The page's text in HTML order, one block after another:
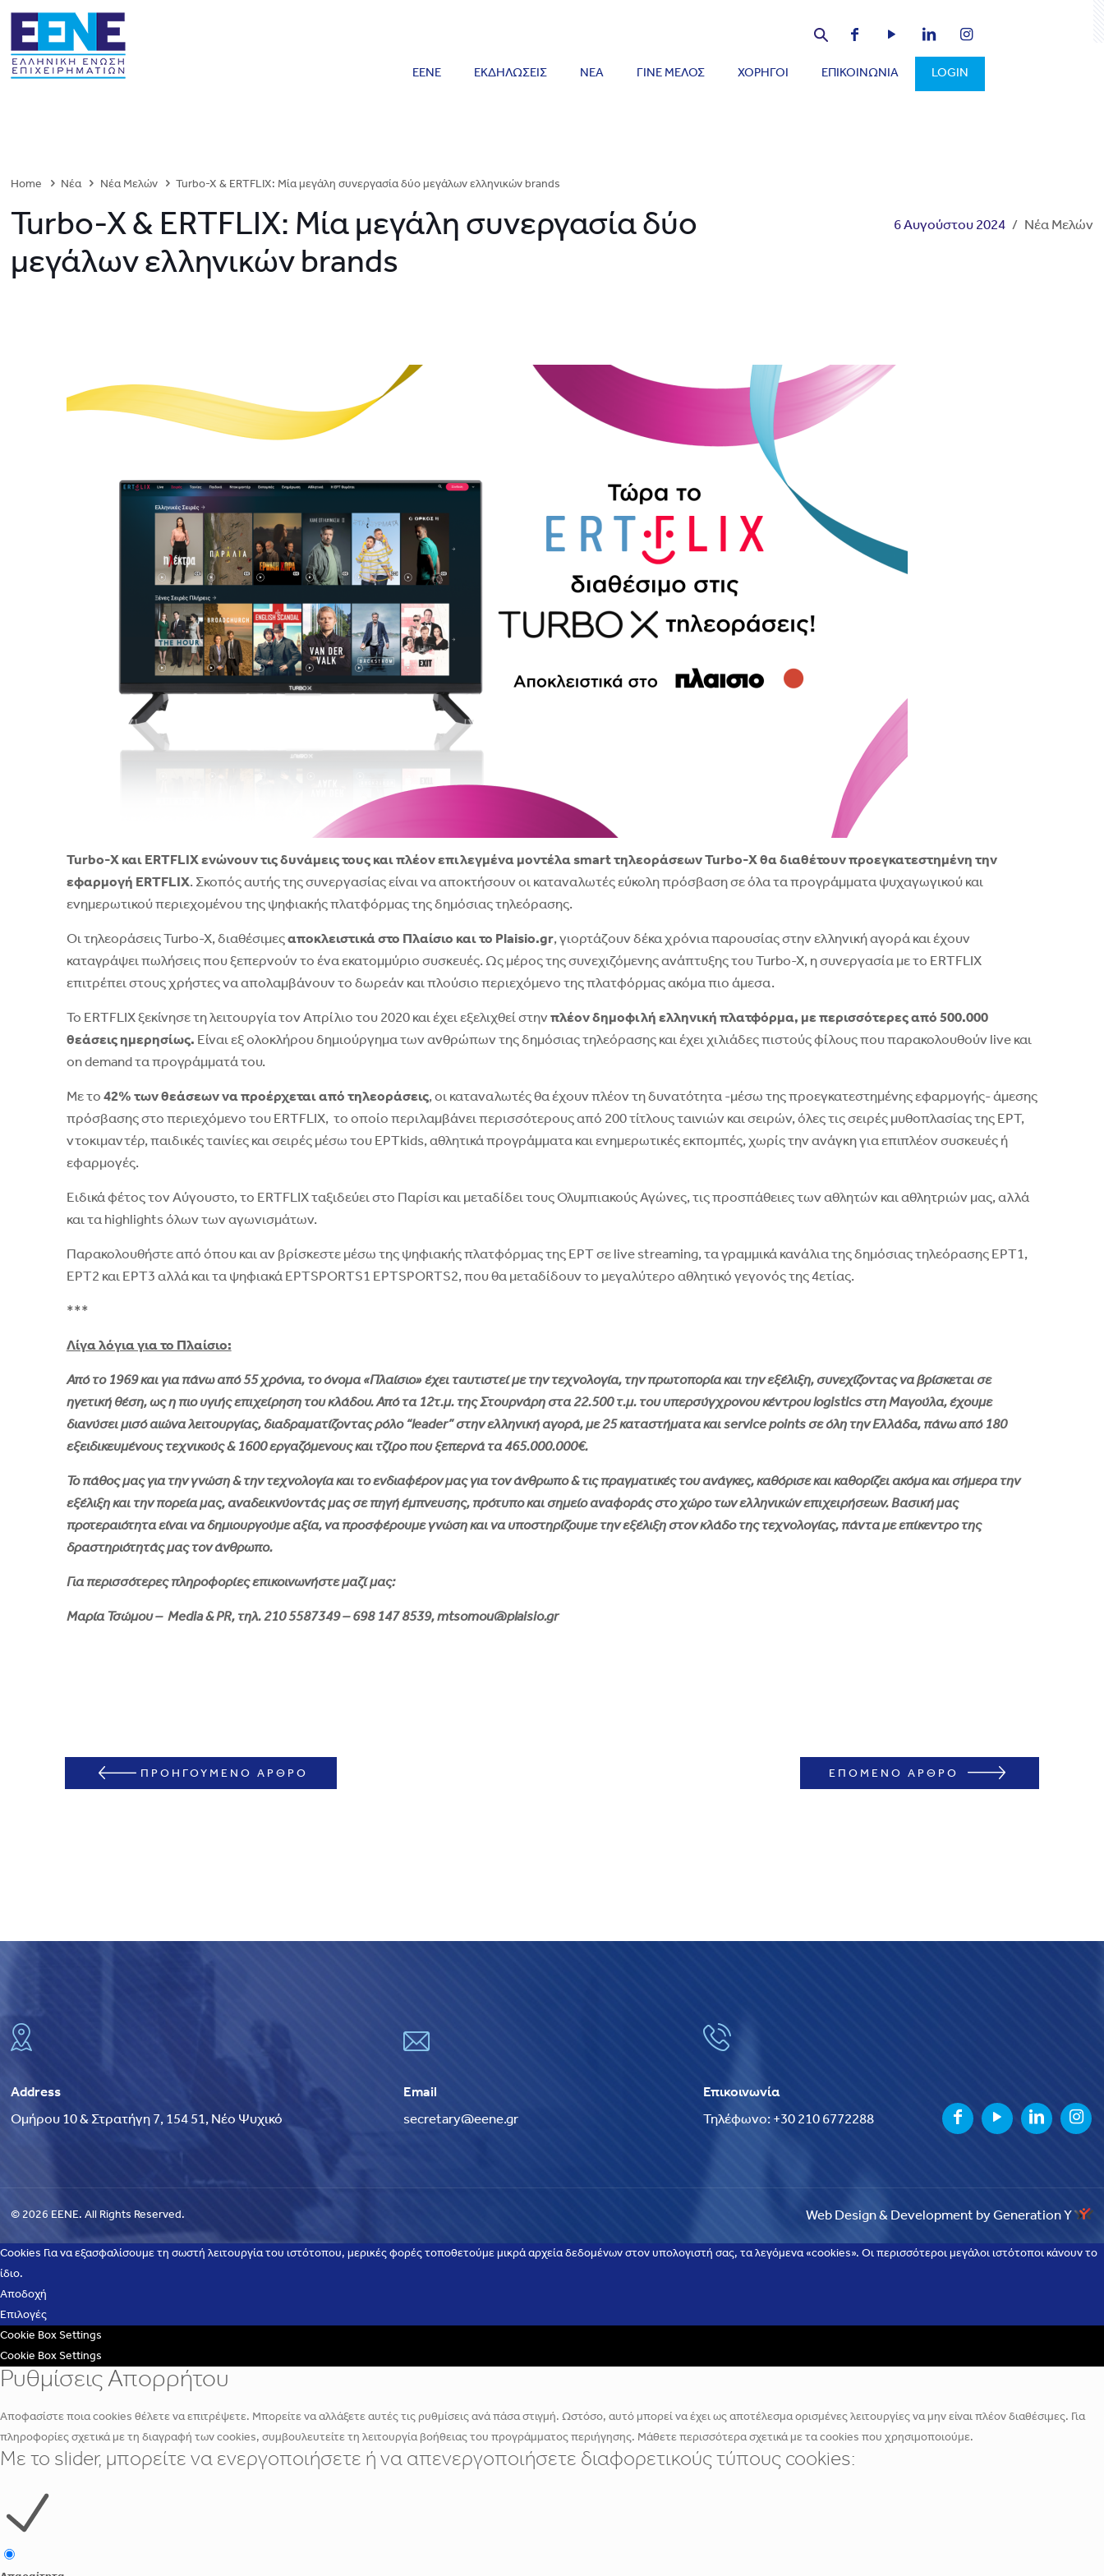
ΕΕΝΕ ΕΚΔΗΛΩΣΕΙΣ ΝΕΑ ΓΙΝΕ ΜΕΛΟΣ ΧΟΡΗΓΟΙ ΕΠΙΚΟΙΝΩΝΙΑ LOGIN
Home Νέα Νέα Μελών Turbo-X & ERTFLIX: Μία μεγάλη συνεργασία δύο μεγάλων ελληνικών brands
Turbo-X & ERTFLIX: Μία μεγάλη συνεργασία δύο
μεγάλων ελληνικών brands
6 Αυγούστου 2024 / Νέα Μελών
Turbo-X και ERTFLIX ενώνουν τις δυνάμεις τους και πλέον επιλεγμένα μοντέλα smart τηλεοράσεων Turbo-X θα διαθέτουν προεγκατεστημένη την
εφαρμογή ERTFLIX. Σκοπός αυτής της συνεργασίας είναι να αποκτήσουν οι καταναλωτές εύκολη πρόσβαση σε όλα τα προγράμματα ψυχαγωγικού και
ενημερωτικού περιεχομένου της ψηφιακής πλατφόρμας της δημόσιας τηλεόρασης.
Οι τηλεοράσεις Turbo-X, διαθέσιμεςαποκλειστικά στο Πλαίσιο και το Plaisio.gr, γιορτάζουν δέκα χρόνια παρουσίας στην ελληνική αγορά και έχουν
καταγράψει πωλήσεις που ξεπερνούν το ένα εκατομμύριο συσκευές. Ως μέρος της συνεχιζόμενης ανάπτυξης του Turbo-X, η συνεργασία με το ERTFLIX
επιτρέπει στους χρήστες να απολαμβάνουν το δωρεάν και πλούσιο περιεχόμενο της πλατφόρμας ακόμα πιο άμεσα.
Το ERTFLIX ξεκίνησε τη λειτουργία τον Απρίλιο του 2020 και έχει εξελιχθεί στηνπλέον δημοφιλή ελληνική πλατφόρμα, με περισσότερες από 500.000
θεάσεις ημερησίως. Είναι εξ ολοκλήρου δημιούργημα των ανθρώπων της δημόσιας τηλεόρασης και έχει χιλιάδες πιστούς φίλους που παρακολουθούν live και
on demand τα προγράμματά του.
Με το 42% των θεάσεων να προέρχεται από τηλεοράσεις, οι καταναλωτές θα έχουν πλέον τη δυνατότητα -μέσω της προεγκατεστημένης εφαρμογής- άμεσης
πρόσβασης στο περιεχόμενο του ERTFLIX, το οποίο περιλαμβάνει περισσότερους από 200 τίτλους ταινιών και σειρών, όλες τις σειρές μυθοπλασίας της ΕΡΤ,
ντοκιμαντέρ, παιδικές ταινίες και σειρές μέσω του ΕΡΤkids, αθλητικά προγράμματα και ενημερωτικές εκπομπές, χωρίς την ανάγκη για επιπλέον συσκευές ή
εφαρμογές.
Ειδικά φέτος τον Αύγουστο, το ERTFLIX ταξιδεύει στο Παρίσι και μεταδίδει τους Ολυμπιακούς Αγώνες, τις προσπάθειες των αθλητών και αθλητριών μας, αλλά
και τα highlights όλων των αγωνισμάτων.
Παρακολουθήστε από όπου και αν βρίσκεστε μέσω της ψηφιακής πλατφόρμας της ΕΡΤ σε live streaming, τα γραμμικά κανάλια της δημόσιας τηλεόρασης ΕΡΤ1,
ΕΡΤ2 και ΕΡΤ3 αλλά και τα ψηφιακά ΕΡΤSPORTS1 ΕΡΤSPORTS2, που θα μεταδίδουν το μεγαλύτερο αθλητικό γεγονός της 4ετίας.
***
Λίγα λόγια για το Πλαίσιο:
Από το 1969 και για πάνω από 55 χρόνια, το όνομα «Πλαίσιο» έχει ταυτιστεί με την τεχνολογία, την πρωτοπορία και την εξέλιξη, συνεχίζοντας να βρίσκεται σε
ηγετική θέση, ως η πιο υγιής επιχείρηση του κλάδου. Από τα 12τ.μ. της Στουρνάρη στα 22.500 τ.μ. του υπερσύγχρονου κέντρου logistics στη Μαγούλα, έχουμε
διανύσει μισό αιώνα λειτουργίας, διαδραματίζοντας ρόλο “leader” στην ελληνική αγορά, με 25 καταστήματα και service points σε όλη την Ελλάδα, πάνω από 180
εξειδικευμένους τεχνικούς & 1600 εργαζόμενους και τζίρο που ξεπερνά τα 465.000.000€.
Το πάθος μας για την γνώση & την τεχνολογία και το ενδιαφέρον μας για τον άνθρωπο & τις πραγματικές του ανάγκες, καθόρισε και καθορίζει ακόμα και σήμερα την
εξέλιξη και την πορεία μας, αναδεικνύοντάς μας σε πηγή έμπνευσης, πρότυπο και σημείο αναφοράς στο χώρο των ελληνικών επιχειρήσεων. Βασική μας
προτεραιότητα είναι να δημιουργούμε αξία, να προσφέρουμε γνώση και να υποστηρίζουμε την εξέλιξη στον κλάδο της τεχνολογίας, πάντα με επίκεντρο της
δραστηριότητάς μας τον άνθρωπο.
Για περισσότερες πληροφορίες επικοινωνήστε μαζί μας:
Μαρία Τσώμου – Media & PR, τηλ. 210 5587349 – 698 147 8539, mtsomou@plaisio.gr
ΠΡΟΗΓΟΥΜΕΝΟ ΑΡΘΡΟ ΕΠΟΜΕΝΟ ΑΡΘΡΟ
Address
Ομήρου 10 & Στρατήγη 7, 154 51, Νέο Ψυχικό
Email
secretary@eene.gr
Επικοινωνία
Τηλέφωνο: +30 210 6772288
© 2026 EENE. All Rights Reserved. Web Design & Development by Generation Y
Cookies Για να εξασφαλίσουμε τη σωστή λειτουργία του ιστότοπου, μερικές φορές τοποθετούμε μικρά αρχεία δεδομένων στον υπολογιστή σας, τα λεγόμενα «cookies». Οι περισσότεροι μεγάλοι ιστότοποι κάνουν το
ίδιο.
Αποδοχή
Επιλογές
Cookie Box Settings
Cookie Box Settings
Ρυθμίσεις Απορρήτου
Αποφασίστε ποια cookies θέλετε να επιτρέψετε. Μπορείτε να αλλάξετε αυτές τις ρυθμίσεις ανά πάσα στιγμή. Ωστόσο, αυτό μπορεί να έχει ως αποτέλεσμα ορισμένες λειτουργίες να μην είναι πλέον διαθέσιμες. Για
πληροφορίες σχετικά με τη διαγραφή των cookies, συμβουλευτείτε τη λειτουργία βοήθειας του προγράμματος περιήγησης. Μάθετε περισσότερα σχετικά με τα cookies που χρησιμοποιούμε.
Με το slider, μπορείτε να ενεργοποιήσετε ή να απενεργοποιήσετε διαφορετικούς τύπους cookies: